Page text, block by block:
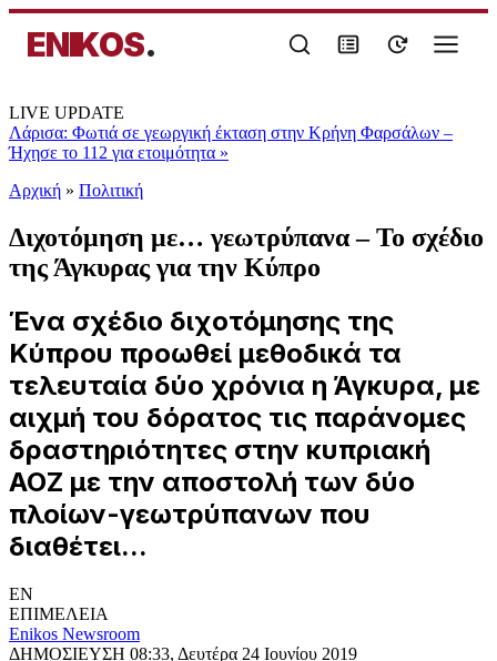
ENIKOS.
LIVE UPDATE
Λάρισα: Φωτιά σε γεωργική έκταση στην Κρήνη Φαρσάλων –
Ήχησε το 112 για ετοιμότητα »
Αρχική » Πολιτική
Διχοτόμηση με… γεωτρύπανα – Το σχέδιο
της Άγκυρας για την Κύπρο
Ένα σχέδιο διχοτόμησης της
Κύπρου προωθεί μεθοδικά τα
τελευταία δύο χρόνια η Άγκυρα, με
αιχμή του δόρατος τις παράνομες
δραστηριότητες στην κυπριακή
ΑΟΖ με την αποστολή των δύο
πλοίων-γεωτρύπανων που
διαθέτει...
EN
ΕΠΙΜΕΛΕΙΑ
Enikos Newsroom
ΔΗΜΟΣΙΕΥΣΗ 08:33, Δευτέρα 24 Ιουνίου 2019